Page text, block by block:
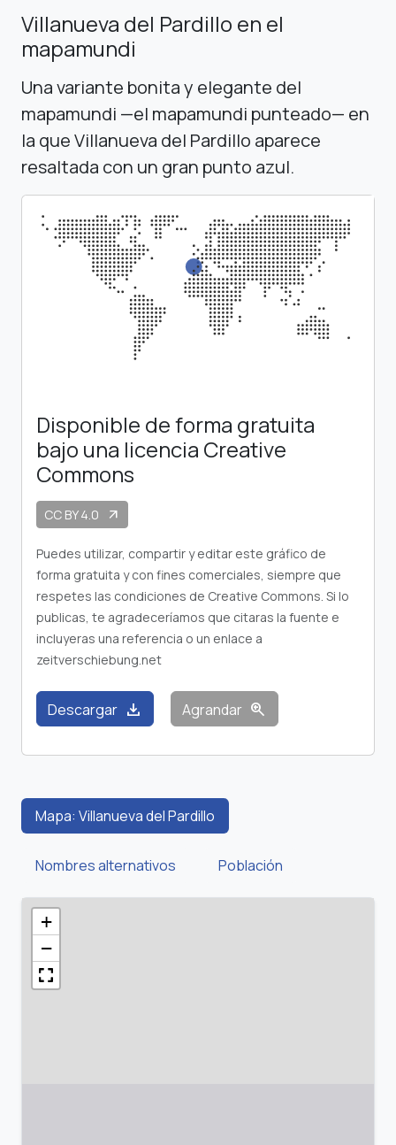
Villanueva del Pardillo en el
mapamundi
Una variante bonita y elegante del
mapamundi —el mapamundi punteado— en
la que Villanueva del Pardillo aparece
resaltada con un gran punto azul.
Disponible de forma gratuita
bajo una licencia Creative
Commons
CC BY 4.0 arrow_outward
Puedes utilizar, compartir y editar este gráfico de
forma gratuita y con fines comerciales, siempre que
respetes las condiciones de Creative Commons. Si lo
publicas, te agradeceríamos que citaras la fuente e
incluyeras una referencia o un enlace a
zeitverschiebung.net
Descargar download Agrandar zoom_in
Mapa: Villanueva del Pardillo
Nombres alternativos Población
+
−